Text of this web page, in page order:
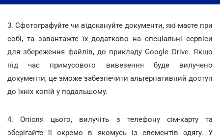
3. Сфотографуйте чи відскануйте документи, які маєте при
собі, та завантажте їх додатково на спеціальні сервіси
для збереження файлів, до прикладу Google Drive. Якщо
під час примусового вивезення буде вилучено
документи, це зможе забезпечити альтернативний доступ
до їхніх копій у подальшому.
4. Опісля цього, вилучіть з телефону сім-карту та
зберігайте її окремо в якомусь із елементів одягу. У